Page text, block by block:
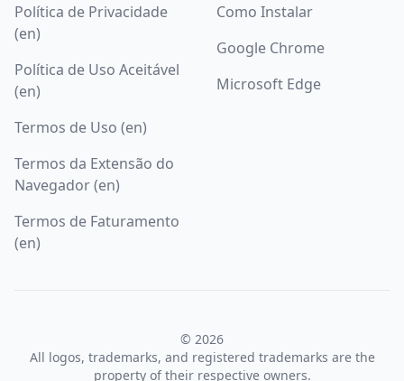
Política de Privacidade
(en)
Política de Uso Aceitável
(en)
Termos de Uso (en)
Termos da Extensão do
Navegador (en)
Termos de Faturamento
(en)
Como Instalar
Google Chrome
Microsoft Edge
© 2026
All logos, trademarks, and registered trademarks are the
property of their respective owners.